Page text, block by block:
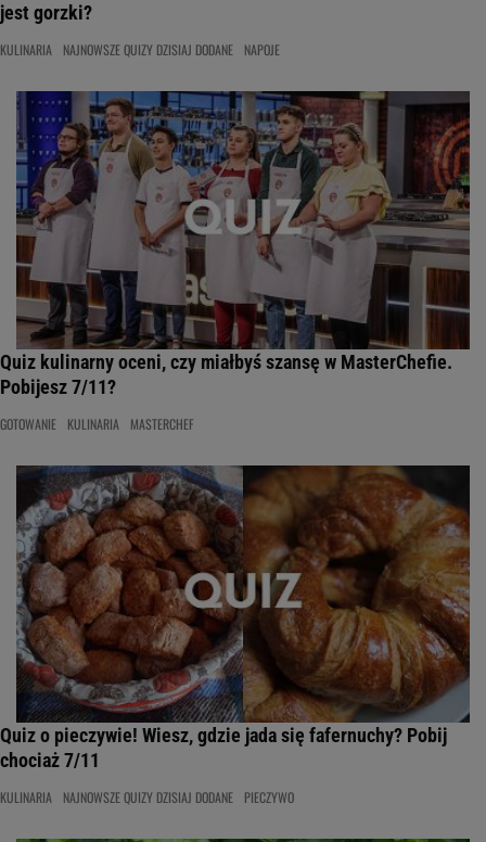
jest gorzki?
KULINARIA NAJNOWSZE QUIZY DZISIAJ DODANE NAPOJE
Quiz kulinarny oceni, czy miałbyś szansę w MasterChefie.
Pobijesz 7/11?
GOTOWANIE KULINARIA MASTERCHEF
Quiz o pieczywie! Wiesz, gdzie jada się fafernuchy? Pobij
chociaż 7/11
KULINARIA NAJNOWSZE QUIZY DZISIAJ DODANE PIECZYWO